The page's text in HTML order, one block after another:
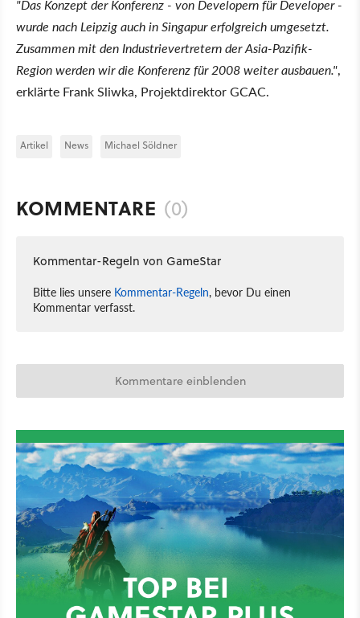
"Das Konzept der Konferenz - von Developern für Developer -
wurde nach Leipzig auch in Singapur erfolgreich umgesetzt.
Zusammen mit den Industrievertretern der Asia-Pazifik-
Region werden wir die Konferenz für 2008 weiter ausbauen.",
erklärte Frank Sliwka, Projektdirektor GCAC.
Artikel News Michael Söldner
KOMMENTARE (0)
Kommentar-Regeln von GameStar
Bitte lies unsere Kommentar-Regeln, bevor Du einen
Kommentar verfasst.
Kommentare einblenden